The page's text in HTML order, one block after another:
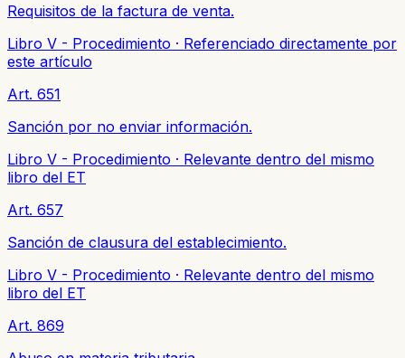
Requisitos de la factura de venta.
Libro V - Procedimiento · Referenciado directamente por
este artículo
Art. 651
Sanción por no enviar información.
Libro V - Procedimiento · Relevante dentro del mismo
libro del ET
Art. 657
Sanción de clausura del establecimiento.
Libro V - Procedimiento · Relevante dentro del mismo
libro del ET
Art. 869